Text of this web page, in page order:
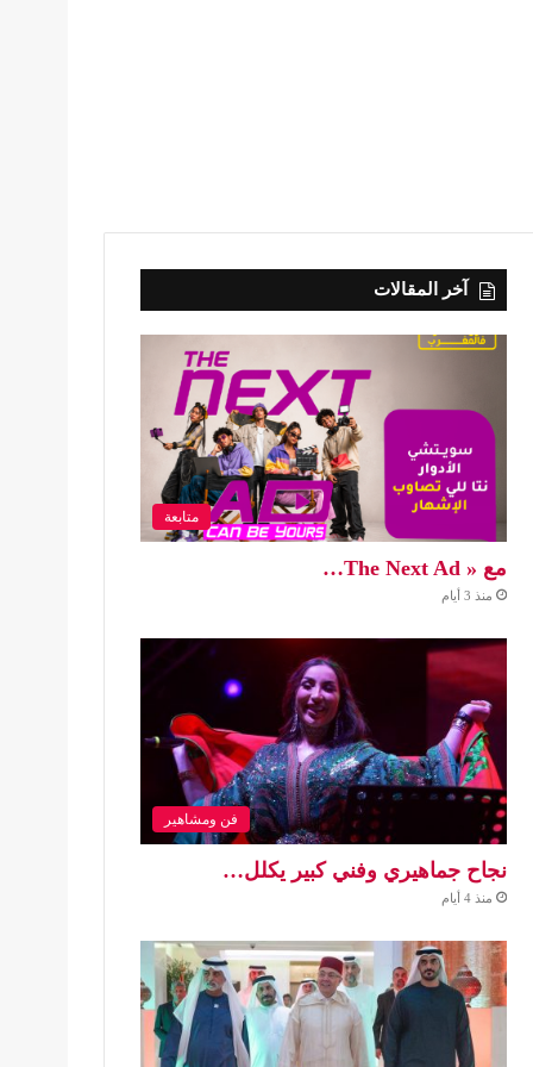
آخر المقالات
متابعة
مع « The Next Ad…
منذ 3 أيام
فن ومشاهير
نجاح جماهيري وفني كبير يكلل…
منذ 4 أيام